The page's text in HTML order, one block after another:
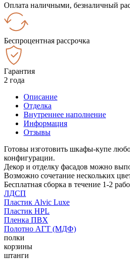
Оплата наличными, безналичный
Беспроцентная рассрочка
Гарантия
2 года
Описание
Отделка
Внутреннее наполнение
Информация
Отзывы
Готовы изготовить шкафы-купе
конфигурации.
Декор и отделку фасадов можно
Возможно сочетание нескольких
Бесплатная сборка в течение 1-2
ЛДСП
Пластик Alvic Luxe
Пластик HPL
Пленка ПВХ
Полотно АГТ (МДФ)
полки
корзины
штанги